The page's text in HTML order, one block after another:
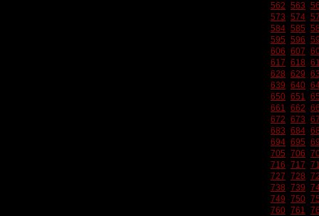
562 563
573 574
584 585
595 596
606 607
617 618
628 629
639 640
650 651
661 662
672 673
683 684
694 695
705 706
716 717
727 728
738 739
749 750
760 761